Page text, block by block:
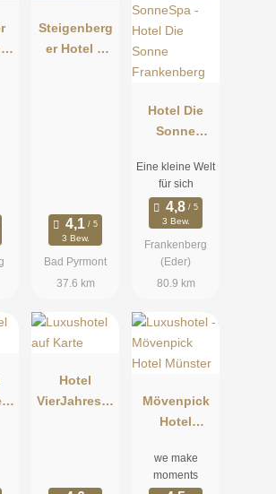
Steigenberg
er Hotel &
3 Bew.
Bad Pyrmont
37.6 km
Hotel Die
Sonne
Eine kleine Welt
für sich
3 Bew.
Frankenberg
(Eder)
80.9 km
Hotel
VierJahresze
Mövenpick
Hotel
we make
moments